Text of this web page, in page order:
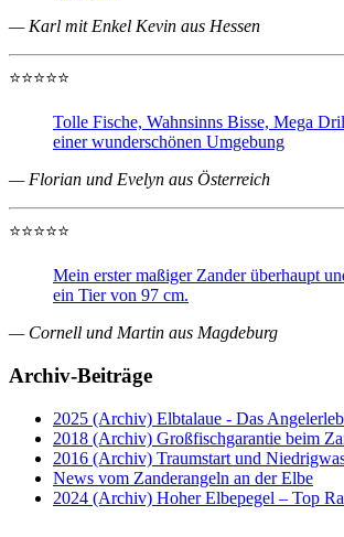
— Karl mit Enkel Kevin aus Hessen
⭐⭐⭐⭐⭐
Tolle Fische, Wahnsinns Bisse, Mega
einer wunderschönen Umgebung
— Florian und Evelyn aus Österreich
⭐⭐⭐⭐⭐
Mein erster maßiger Zander überhaupt
ein Tier von 97 cm.
— Cornell und Martin aus Magdeburg
Archiv-Beiträge
2025 (Archiv) Elbtalaue - Das
2018 (Archiv) Großfischgarantie beim
2016 (Archiv) Traumstart und
News vom Zanderangeln an der Elbe
2024 (Archiv) Hoher Elbepegel – Top